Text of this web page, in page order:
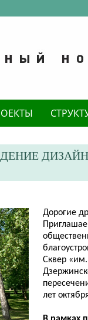
Дорогие
Сквер
лет